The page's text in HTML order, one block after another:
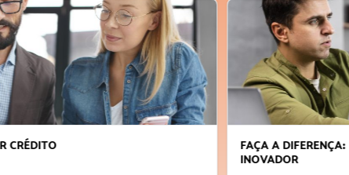
FAÇA A DIFERENÇA: SEJA SUSTENTÁVEL, SEJA